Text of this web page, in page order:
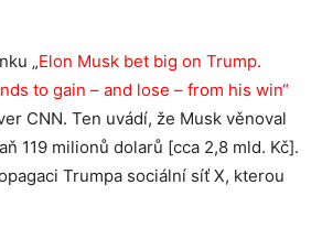
„Elon Musk bet big on Trump.
to gain – and lose – from his win“
CNN. Ten uvádí, že Musk věnoval
119 milionů dolarů [cca 2,8 mld. Kč].
Trumpa sociální síť X, kterou